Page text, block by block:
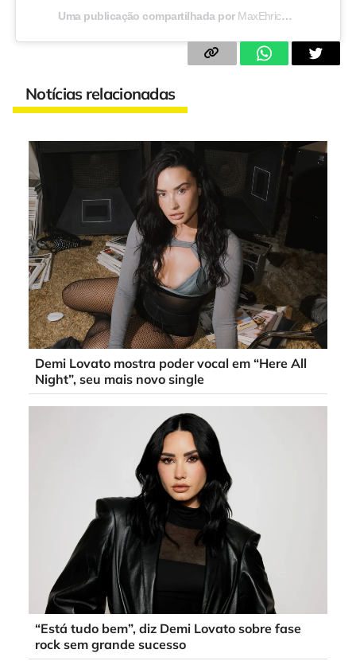
Uma publicação compartilhada por MaxEhrich
Notícias relacionadas
Demi Lovato mostra poder vocal em “Here All
Night”, seu mais novo single
“Está tudo bem”, diz Demi Lovato sobre fase
rock sem grande sucesso